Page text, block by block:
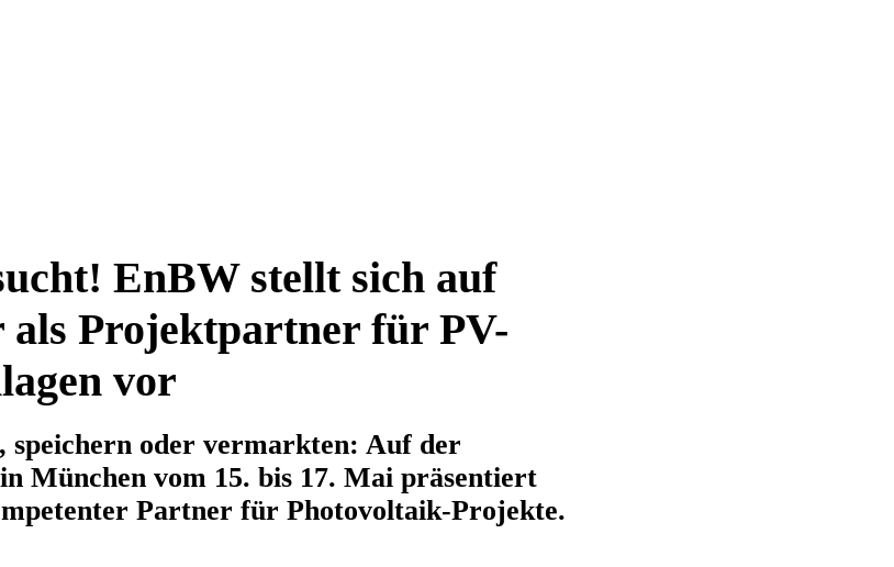
EnBW stellt sich auf
Projektpartner für PV-
vor
speichern oder vermarkten: Auf der
München vom 15. bis 17. Mai präsentiert
Partner für Photovoltaik-Projekte.